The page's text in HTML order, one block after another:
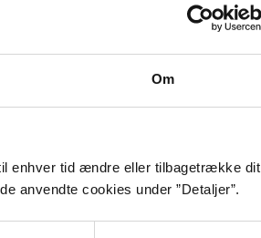
Om
enhver tid ændre eller tilbagetrække dit
anvendte cookies under ”Detaljer”.